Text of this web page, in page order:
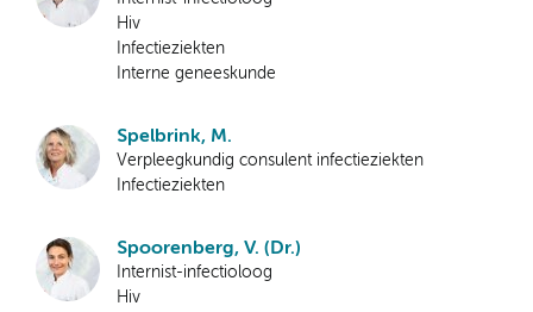
Hiv
Infectieziekten
Interne geneeskunde
Spelbrink, M.
Verpleegkundig consulent infectieziekten
Infectieziekten
Spoorenberg, V. (Dr.)
Internist-infectioloog
Hiv